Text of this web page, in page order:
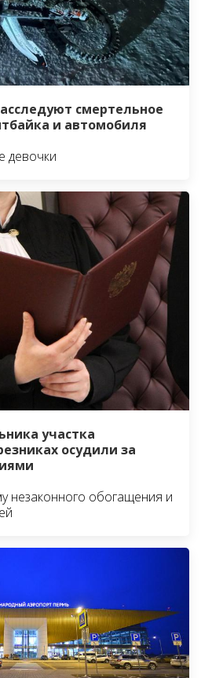
смертельное
и автомобиля
девочки
участка
осудили за
незаконного обогащения и